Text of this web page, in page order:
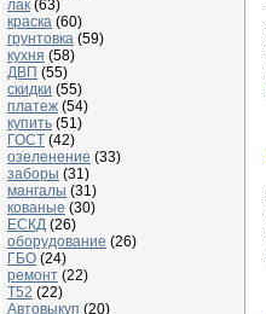
лак (63)
краска (60)
грунтовка (59)
кухня (58)
ДВП (55)
скидки (55)
платеж (54)
купить (51)
ГОСТ (42)
озеленение (33)
заборы (31)
мангалы (31)
кованые (30)
ЕСКД (26)
оборудование (26)
ГБО (24)
ремонт (22)
Т52 (22)
Автовыкуп (20)